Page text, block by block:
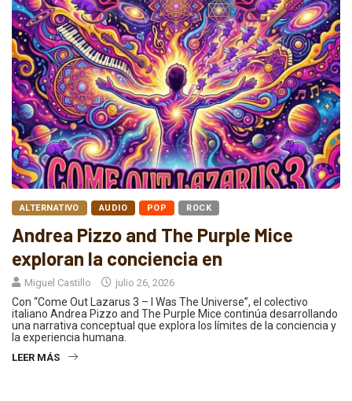
ALTERNATIVO AUDIO POP ROCK
Andrea Pizzo and The Purple Mice
exploran la conciencia en
Miguel Castillo julio 26, 2026
Con “Come Out Lazarus 3 – I Was The Universe”, el colectivo
italiano Andrea Pizzo and The Purple Mice continúa desarrollando
una narrativa conceptual que explora los límites de la conciencia y
la experiencia humana.
LEER MÁS